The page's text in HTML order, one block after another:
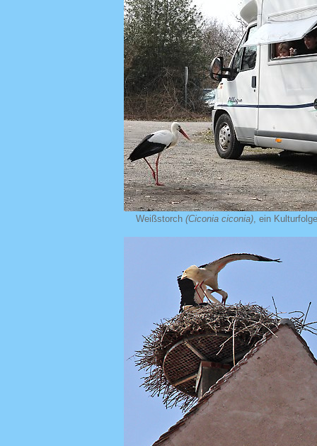
Weißstorch (Ciconia ciconia), ein